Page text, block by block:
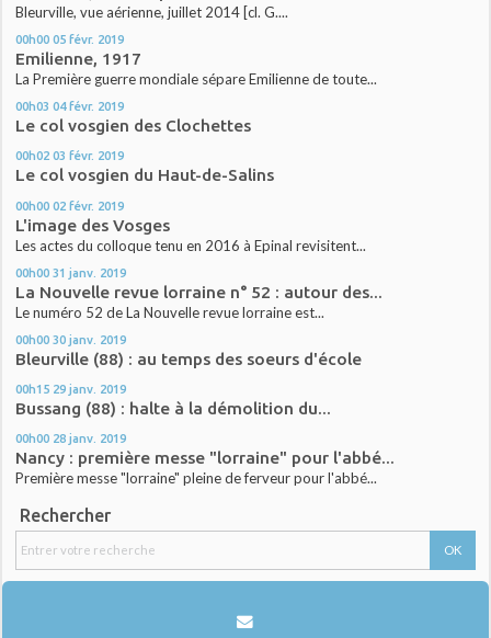
Bleurville, vue aérienne, juillet 2014 [cl. G....
00h00 05 févr. 2019
Emilienne, 1917
La Première guerre mondiale sépare Emilienne de toute...
00h03 04 févr. 2019
Le col vosgien des Clochettes
00h02 03 févr. 2019
Le col vosgien du Haut-de-Salins
00h00 02 févr. 2019
L'image des Vosges
Les actes du colloque tenu en 2016 à Epinal revisitent...
00h00 31 janv. 2019
La Nouvelle revue lorraine n° 52 : autour des...
Le numéro 52 de La Nouvelle revue lorraine est...
00h00 30 janv. 2019
Bleurville (88) : au temps des soeurs d'école
00h15 29 janv. 2019
Bussang (88) : halte à la démolition du...
00h00 28 janv. 2019
Nancy : première messe "lorraine" pour l'abbé...
Première messe "lorraine" pleine de ferveur pour l'abbé...
Rechercher